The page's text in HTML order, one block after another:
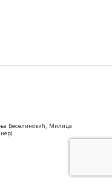
Веселиновић, Милица